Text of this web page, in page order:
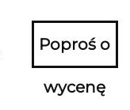
Poproś o
wycenę